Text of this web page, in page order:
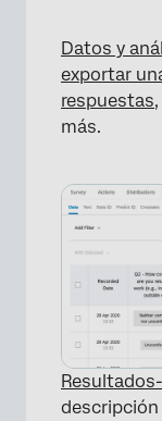
Datos y
exportar
respuestas,
más.
descripción